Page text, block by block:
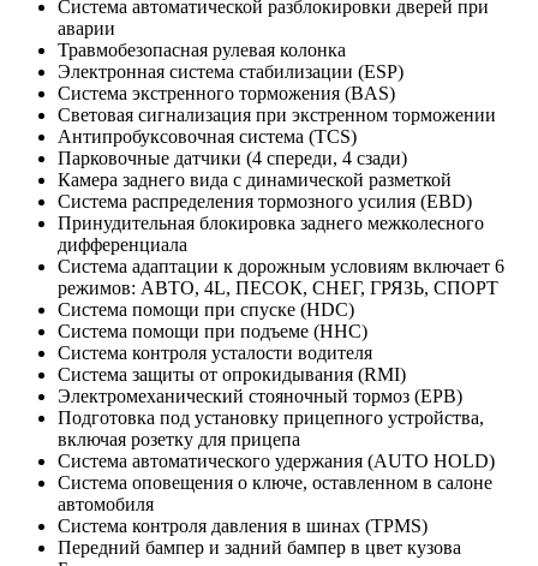
Система автоматической разблокировки дверей при
аварии
Травмобезопасная рулевая колонка
Электронная система стабилизации (ESP)
Система экстренного торможения (BAS)
Световая сигнализация при экстренном торможении
Антипробуксовочная система (TCS)
Парковочные датчики (4 спереди, 4 сзади)
Камера заднего вида с динамической разметкой
Система распределения тормозного усилия (EBD)
Принудительная блокировка заднего межколесного
дифференциала
Система адаптации к дорожным условиям включает 6
режимов: АВТО, 4L, ПЕСОК, СНЕГ, ГРЯЗЬ, СПОРТ
Система помощи при спуске (HDC)
Система помощи при подъеме (HHC)
Система контроля усталости водителя
Cистема защиты от опрокидывания (RMI)
Электромеханический стояночный тормоз (EPB)
Подготовка под установку прицепного устройства,
включая розетку для прицепа
Система автоматического удержания (AUTO HOLD)
Система оповещения о ключе, оставленном в салоне
автомобиля
Система контроля давления в шинах (TPMS)
Передний бампер и задний бампер в цвет кузова